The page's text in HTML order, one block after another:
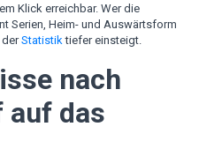
Klick erreichbar. Wer die
Serien, Heim- und Auswärtsform
derStatistiktiefer einsteigt.
nach
auf das